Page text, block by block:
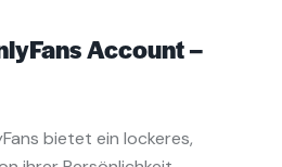
Account –
bietet ein lockeres,